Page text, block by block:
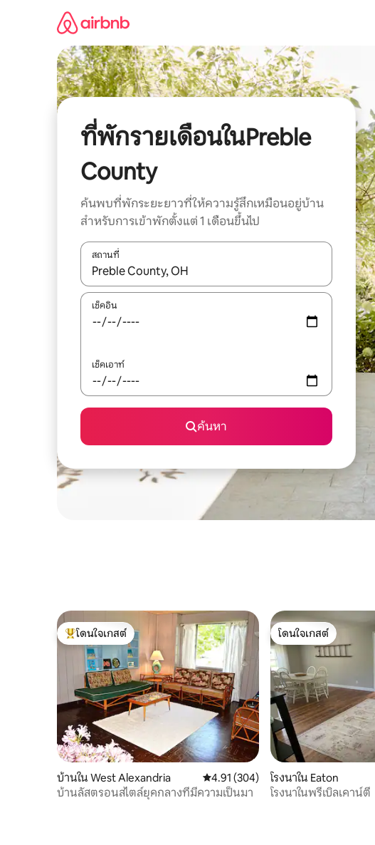
ที่พักรายเดือนในPreble
County
ค้นพบที่พักระยะยาวที่ให้ความรู้สึกเหมือนอยู่บ้าน
สำหรับการเข้าพักตั้งแต่ 1 เดือนขึ้นไป
สถานที่
ใช้ลูกศรขึ้นลง หรือใช้การสัมผัสหรือปัด เพื่อสำรวจผลการค้นหา
เช็คอิน
เช็คเอาท์
ค้นหา
โดนใจเกสต์ที่สุด
โดนใจเกสต์
บ้านใน West Alexandria คะแนนเฉลี่ย 4.91 จาก 5, 304 รีวิว
4.91 (304)
บ้านลัสตรอนสไตล์ยุคกลางที่มีความเป็นมา
โดนใจเกสต์
โดนใจเกสต์
โรงนาใน Eaton
โรงนาในพรีเบิลเคาน์ตี